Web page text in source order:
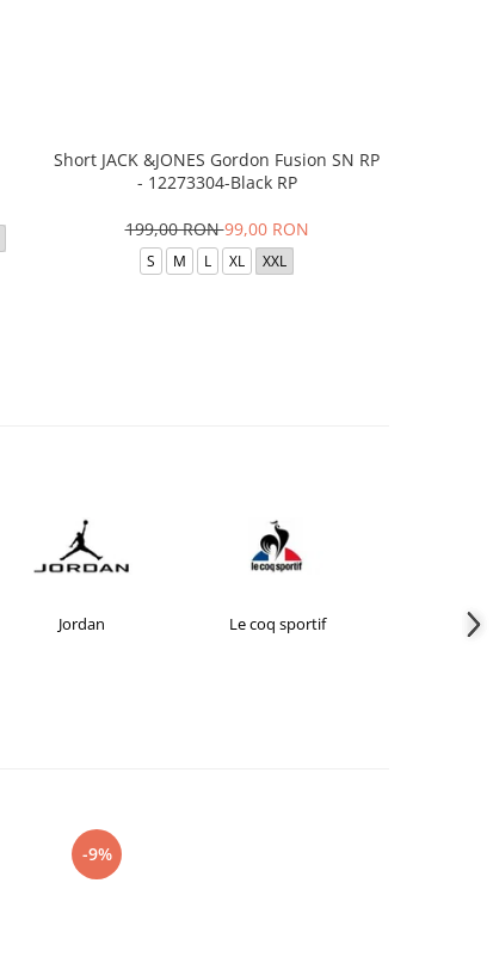
Short JACK &JONES Gordon Fusion SN RP
- 12273304-Black RP
199,00 RON99,00 RON
S M L XL XXL
Jordan Le coq sportif New
-9%